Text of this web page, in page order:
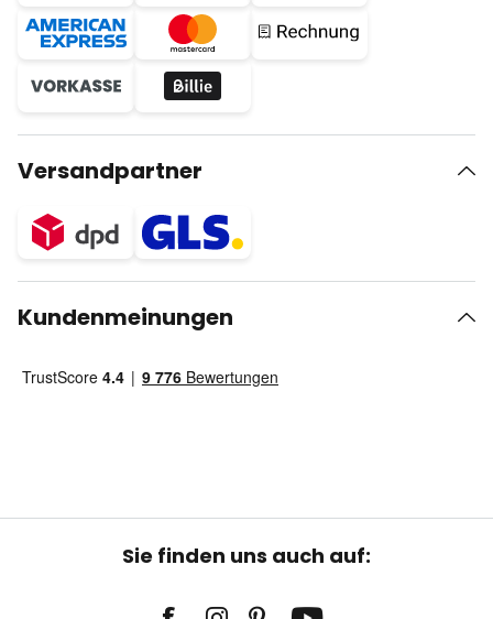
Versandpartner
Kundenmeinungen
Sie finden uns auch auf: